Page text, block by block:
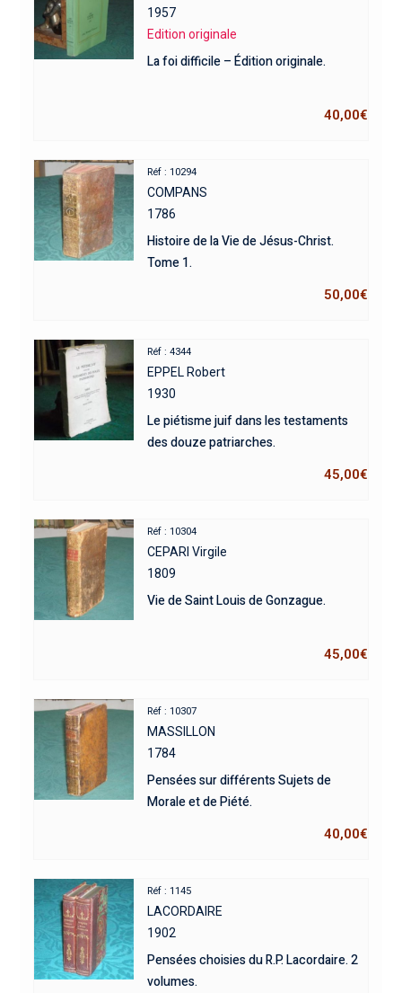
1957
Edition originale
La foi difficile – Édition originale.
40,00€
Réf : 10294
COMPANS
1786
Histoire de la Vie de Jésus-Christ.
Tome 1.
50,00€
Réf : 4344
EPPEL Robert
1930
Le piétisme juif dans les testaments
des douze patriarches.
45,00€
Réf : 10304
CEPARI Virgile
1809
Vie de Saint Louis de Gonzague.
45,00€
Réf : 10307
MASSILLON
1784
Pensées sur différents Sujets de
Morale et de Piété.
40,00€
Réf : 1145
LACORDAIRE
1902
Pensées choisies du R.P. Lacordaire. 2
volumes.